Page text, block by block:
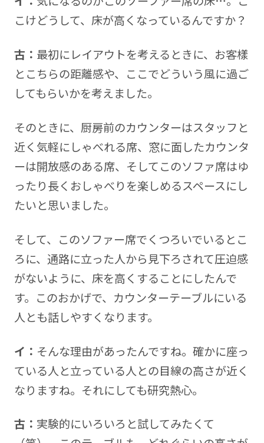
こけどうして、床が高くなっているんですか？
古： 最初にレイアウトを考えるときに、お客樣
とこちらの距離感や、ここでどういう風に過ご
してもらいかを考えました。
そのときに、厨房前のカウンターはスタッフと
近く気軽にしゃべれる席、窓に面したカウンタ
ーは開放感のある席、そしてこのソファ席はゆ
ったり長くおしゃべりを楽しめるスペースにし
たいと思いました。
そして、このソファー席でくつろいでいるとこ
ろに、通路に立った人から見下ろされて圧迫感
がないように、床を高くすることにしたんで
す。このおかげで、カウンターテーブルにいる
人とも話しやすくなります。
イ： そんな理由があったんですね。確かに座っ
ている人と立っている人との目線の高さが近く
なりますね。それにしても研究熱心。
古： 実験的にいろいろと試してみたくて